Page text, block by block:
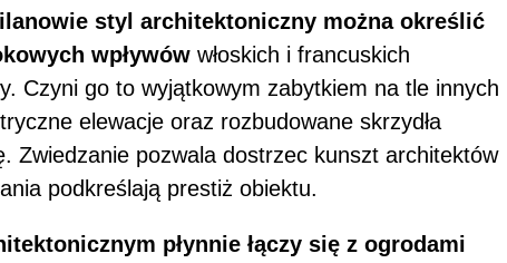
styl architektoniczny można określić
wpływów włoskich i francuskich
Czyni go to wyjątkowym zabytkiem na tle innych
elewacje oraz rozbudowane skrzydła
Zwiedzanie pozwala dostrzec kunszt architektów
podkreślają prestiż obiektu.
płynnie łączy się z ogrodami